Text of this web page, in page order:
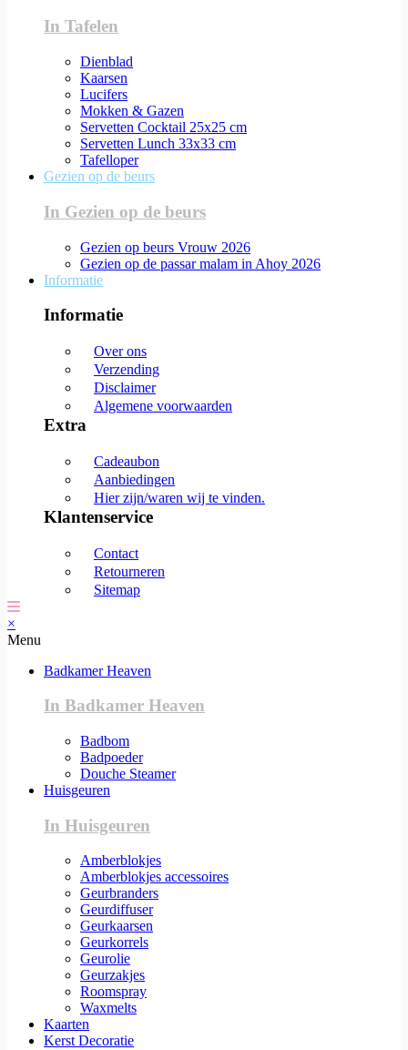
In Tafelen
Dienblad
Kaarsen
Lucifers
Mokken & Gazen
Servetten Cocktail 25x25 cm
Servetten Lunch 33x33 cm
Tafelloper
Gezien op de beurs
In Gezien op de beurs
Gezien op beurs Vrouw 2026
Gezien op de passar malam in Ahoy 2026
Informatie
Informatie
Over ons
Verzending
Disclaimer
Algemene voorwaarden
Extra
Cadeaubon
Aanbiedingen
Hier zijn/waren wij te vinden.
Klantenservice
Contact
Retourneren
Sitemap
×
Menu
Badkamer Heaven
In Badkamer Heaven
Badbom
Badpoeder
Douche Steamer
Huisgeuren
In Huisgeuren
Amberblokjes
Amberblokjes accessoires
Geurbranders
Geurdiffuser
Geurkaarsen
Geurkorrels
Geurolie
Geurzakjes
Roomspray
Waxmelts
Kaarten
Kerst Decoratie